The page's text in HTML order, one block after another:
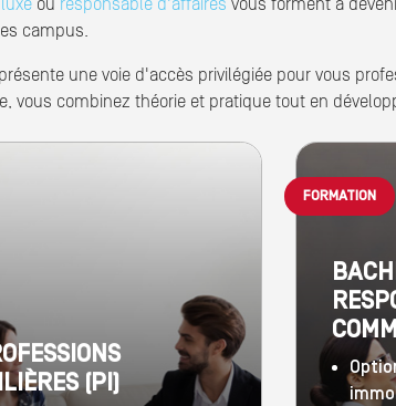
ou responsable d'affaires vous forment à
campus.
une voie d'accès privilégiée pour vous
vous combinez théorie et pratique tout en
(PI)
FORMATION